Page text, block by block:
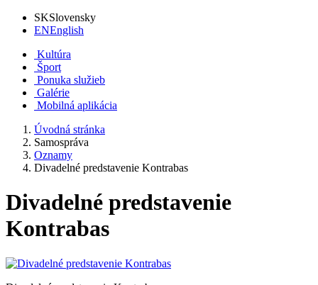
SKSlovensky
ENEnglish
Kultúra
Šport
Ponuka služieb
Galérie
Mobilná aplikácia
Úvodná stránka
Samospráva
Oznamy
Divadelné predstavenie Kontrabas
Divadelné predstavenie
Kontrabas